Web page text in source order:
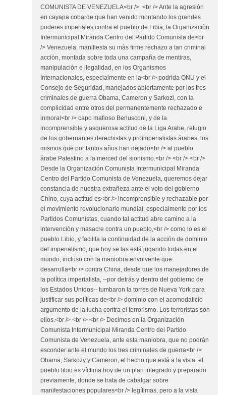
COMUNISTA DE VENEZUELA<br /> <br /> Ante la agresiòn
en cayapa cobarde que han venido montando los grandes
poderes imperiales contra el pueblo de Libia, la Organizaciòn
Intermunicipal Miranda Centro del Partido Comunista de<br
/> Venezuela, manifiesta su màs firme rechazo a tan criminal
acciòn, montada sobre toda una campaña de mentiras,
manipulaciòn e ilegalidad, en los Organismos
Internacionales, especialmente en la<br /> podrida ONU y el
Consejo de Seguridad, manejados abiertamente por los tres
criminales de guerra Obama, Cameron y Sarkozi, con la
complicidad entre otros del permanentemente rechazado e
inmoral<br /> capo mafioso Berlusconi, y de la
incomprensible y asquerosa actitud de la Liga Arabe, refugio
de los gobernantes derechistas y proimperialistas árabes, los
mismos que por tantos años han dejado<br /> al pueblo
árabe Palestino a la merced del sionismo.<br /> <br /> <br />
Desde la Organización Comunista Intermunicipal Miranda
Centro del Partido Comunista de Venezuela, queremos dejar
constancia de nuestra extrañeza ante el voto del gobierno
Chino, cuya actitud es<br /> incomprensible y rechazable por
el movimiento revolucionario mundial, especialmente por los
Partidos Comunistas, cuando tal actitud abre camino a la
intervenciòn y masacre contra un pueblo,<br /> como lo es el
pueblo Libio, y facilita la continuidad de la acción de dominio
del imperialismo, que hoy se las está jugando todas en el
mundo, incluso con la maniobra envolvente que
desarrolla<br /> contra China, desde que los manejadores de
la política imperialista, --por detrás y dentro del gobierno de
los Estados Unidos-- tumbaron la torres de Nueva York para
justificar sus políticas de<br /> dominio con el acomodaticio
argumento de la lucha contra el terrorismo. Los terroristas son
ellos.<br /> <br /> <br /> Decimos en la Organización
Comunista Intermunicipal Miranda Centro del Partido
Comunista de Venezuela, ante esta maniobra, que no podrán
esconder ante el mundo los tres criminales de guerra<br />
Obama, Sarkozy y Cameron, el hecho que está a la vista: el
pueblo libio es víctima hoy de un plan integrado y preparado
previamente, donde se trata de cabalgar sobre
manifestaciones populares<br /> legítimas, pero a la vista